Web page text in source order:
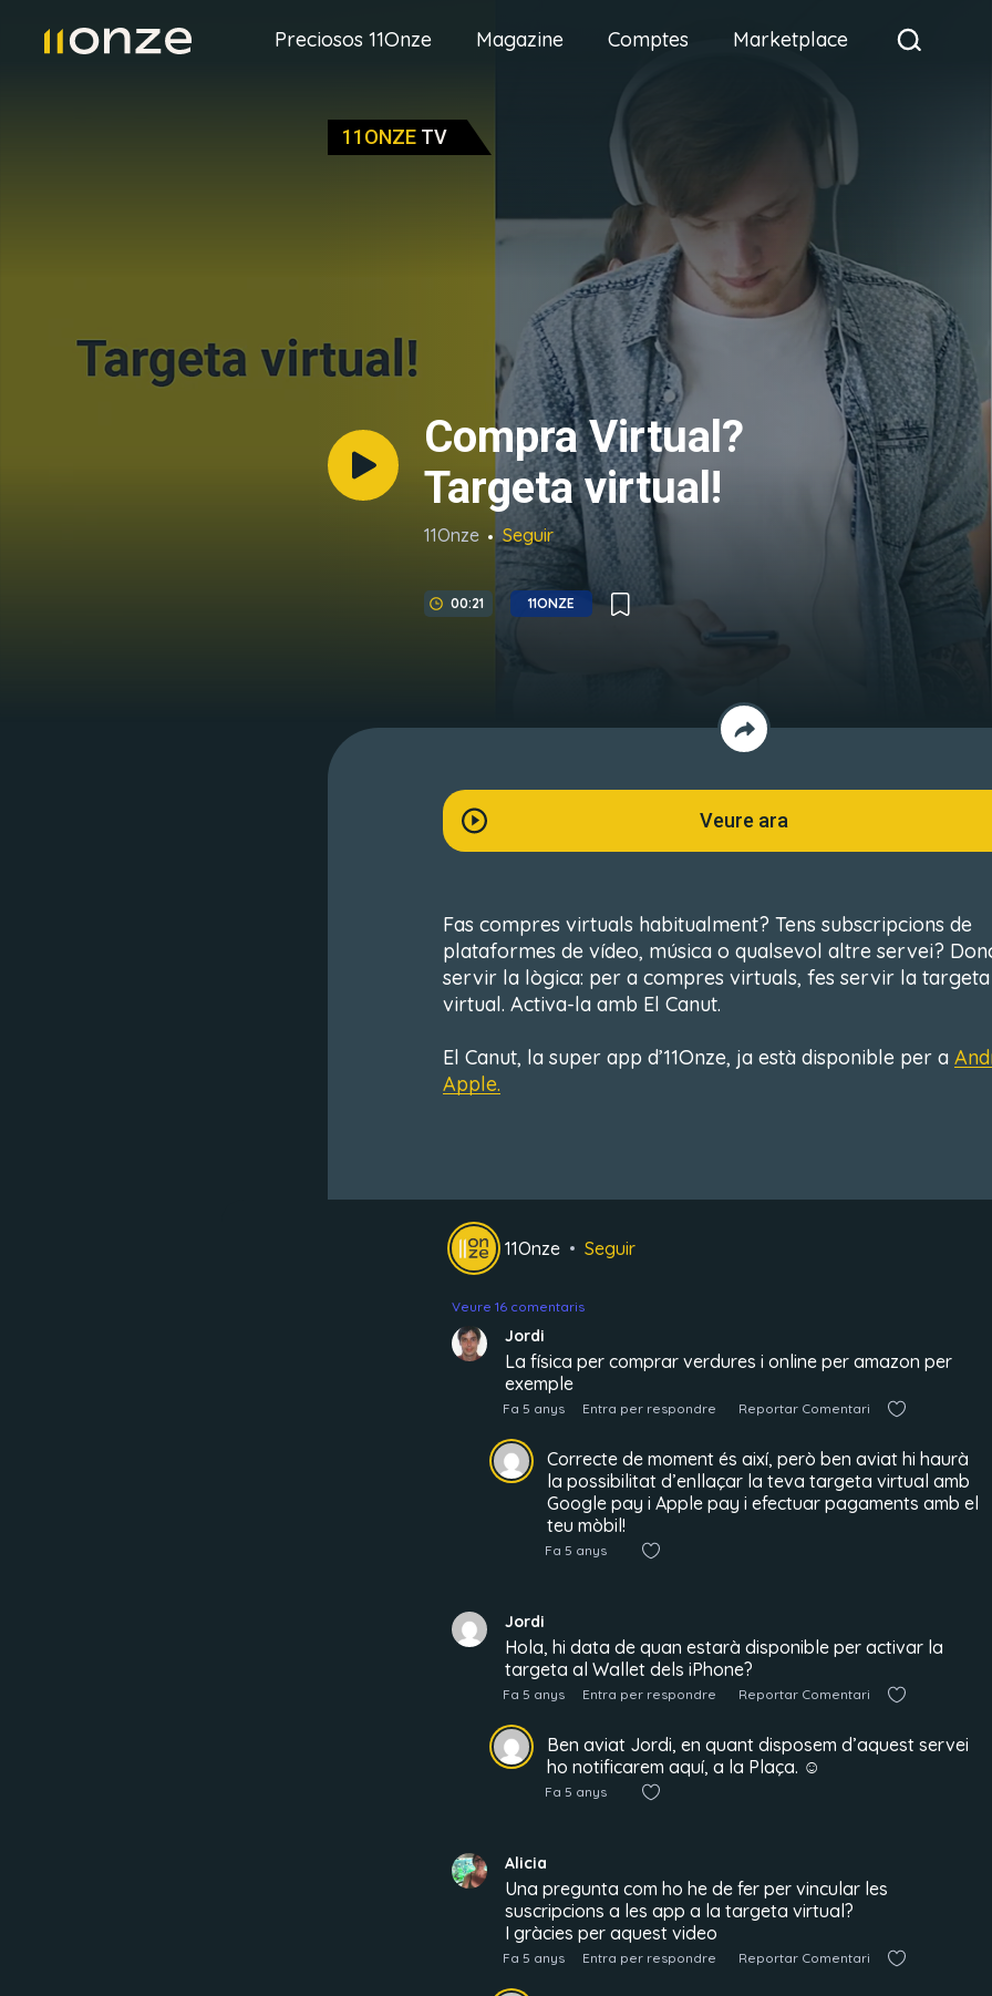
Preciosos 11Onze Magazine Comptes Marketplace
11ONZE TV
Compra Virtual?
Targeta virtual!
11Onze Seguir
00:21 11ONZE
Veure ara
Fas compres virtuals habitualment? Tens subscripcions de
plataformes de vídeo, música o qualsevol altre servei?
servir la lògica: per a compres virtuals, fes servir la targeta
virtual. Activa-la amb El Canut.
El Canut, la super app d’11Onze, ja està disponible per a
Apple.
11Onze Seguir
Veure 16 comentaris
Jordi
La física per comprar verdures i online per amazon per
exemple
Fa 5 anys Entra per respondre Reportar Comentari
Correcte de moment és així, però ben aviat hi haurà
la possibilitat d’enllaçar la teva targeta virtual amb
Google pay i Apple pay i efectuar pagaments amb el
teu mòbil!
Fa 5 anys
Jordi
Hola, hi data de quan estarà disponible per activar la
targeta al Wallet dels iPhone?
Fa 5 anys Entra per respondre Reportar Comentari
Ben aviat Jordi, en quant disposem d’aquest servei
ho notificarem aquí, a la Plaça. ☺
Fa 5 anys
Alicia
Una pregunta com ho he de fer per vincular les
suscripcions a les app a la targeta virtual?
I gràcies per aquest video
Fa 5 anys Entra per respondre Reportar Comentari